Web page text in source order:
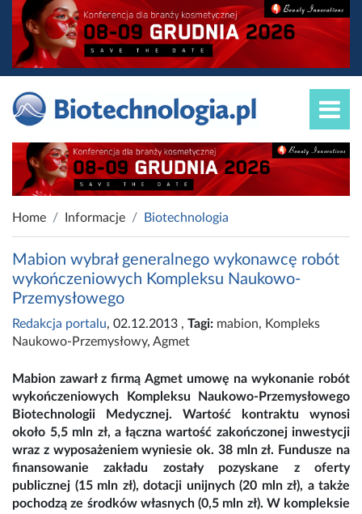
Home Informacje Biotechnologia
Mabion wybrał generalnego wykonawcę robót
wykończeniowych Kompleksu Naukowo-
Przemysłowego
Redakcja portalu, 02.12.2013 , Tagi: mabion, Kompleks
Naukowo-Przemysłowy, Agmet
Mabion zawarł z firmą Agmet umowę na wykonanie robót
wykończeniowych Kompleksu Naukowo-Przemysłowego
Biotechnologii Medycznej. Wartość kontraktu wynosi
około 5,5 mln zł, a łączna wartość zakończonej inwestycji
wraz z wyposażeniem wyniesie ok. 38 mln zł. Fundusze na
finansowanie zakładu zostały pozyskane z oferty
publicznej (15 mln zł), dotacji unijnych (20 mln zł), a także
pochodzą ze środków własnych (0,5 mln zł). W kompleksie